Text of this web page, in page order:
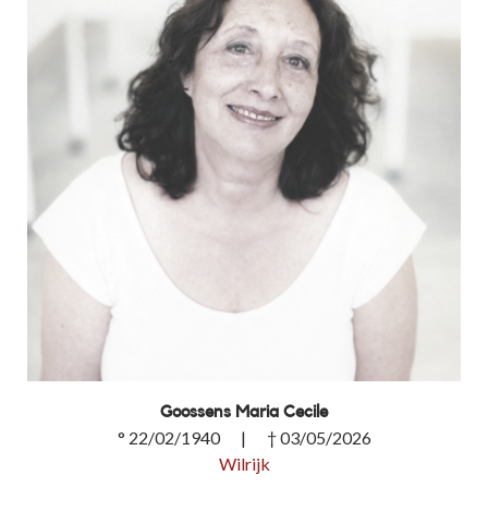
Goossens Maria Cecile
° 22/02/1940 | † 03/05/2026
Wilrijk